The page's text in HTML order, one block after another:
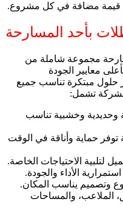
قيمة مضافة في كل مشروع.
بأحد المسارحة
مجموعة شاملة من
معايير الجودة
حلول مبتكرة تناسب جميع
تشمل:
وخشبية تناسب
حماية وأناقة في الوقت
الاحتياجات الخاصة.
الأداء والجودة.
وتصميم يناسب المكان.
الملاعب، والمساحات